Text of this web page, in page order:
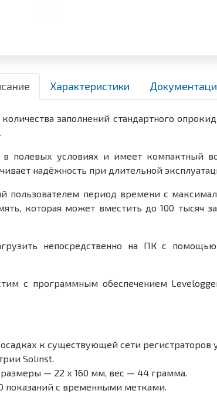
Характеристики
количества заполнений стандартного
в полевых условиях и имеет компактный
надёжность при длительной
пользователем период времени с
которая может вместить до 100 тысяч
непосредственно на ПК с помощью
с программным обеспечением
к существующей сети регистраторов
Solinst.
— 22 х 160 мм, вес — 44 грамма.
показаний с временными метками.